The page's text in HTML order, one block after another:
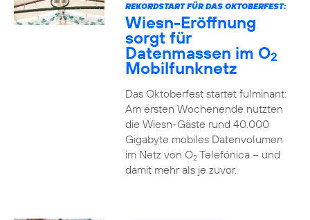
REKORDSTART FÜR DAS OKTOBERFEST:
Wiesn-Eröffnung
sorgt für
Datenmassen im O2
Mobilfunknetz
Das Oktoberfest startet fulminant:
Am ersten Wochenende nutzten
die Wiesn-Gäste rund 40.000
Gigabyte mobiles Datenvolumen
im Netz von O2Telefónica – und
damit mehr als je zuvor.